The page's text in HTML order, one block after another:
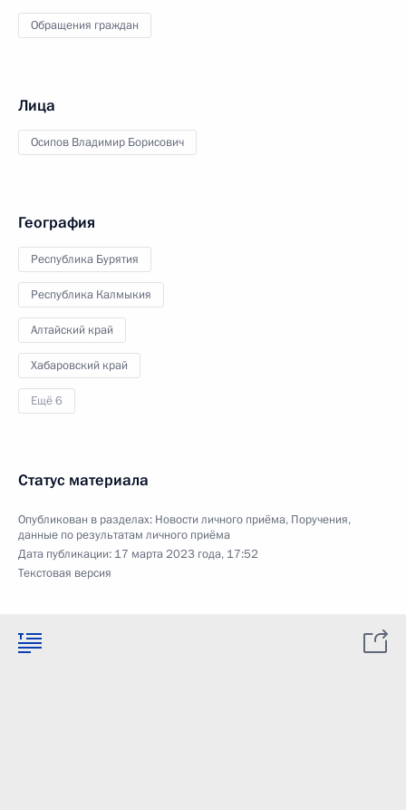
Обращения граждан
Лица
Осипов Владимир Борисович
География
Республика Бурятия
Республика Калмыкия
Алтайский край
Хабаровский край
Ещё 6
Статус материала
Опубликован в разделах: Новости личного приёма, Поручения,
данные по результатам личного приёма
Дата публикации: 17 марта 2023 года, 17:52
Текстовая версия